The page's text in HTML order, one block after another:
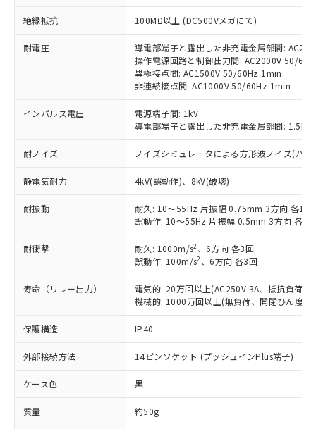
絶縁抵抗 100MΩ以上 (DC500Vメガにて)
耐電圧
導電部端子と露出した非充電金属部間:
操作電源回路と制御出力間: AC2000V 50/
異極接点間: AC1500V 50/60Hz 1min
非連続接点間: AC1000V 50/60Hz 1min
インパルス電圧
電源端子間: 1kV
導電部端子と露出した非充電金属部間: 1.5kV
耐ノイズ ノイズシミュレータによる方形波ノイズ(パ
静電気耐力 4kV(誤動作)、8kV(破壊)
耐振動
耐久: 10～55Hz 片振幅 0.75mm 3方向 各1h
誤動作: 10～55Hz 片振幅 0.5mm 3方向 各
耐衝撃 耐久: 1000m/s2 、6方向 各3回
誤動作: 100m/s2 、6方向 各3回
寿命（リレー出力）
電気的: 20万回以上(AC250V 3A、抵抗負荷
機械的: 1000万回以上(無負荷、開閉ひん度
保護構造 IP40
外部接続方法 14ピンソケット (プッシュインPlus端子)
ケース色 黒
質量 約50g
ご利用条件
以下の条件をお読みいただき、同意のうえ
ご利用ください。
本サービスは、当社制御機器事業取扱
商品の当社在庫状況および標準価格
(税抜)を提供させていただくもので
本サービスの対象外となる商品もある
ことをご了承ください。
在庫状況および標準価格照会結果は、
記載している更新日時点での社内デー
タに基づき作成されるものであり、閲
覧された時点での実際の在庫および標
準価格とは異なる場合があることをご
了承ください。
正式な納期状況および標準価格はお客
様のお取引先、またはお客様担当のオ
ムロン制御機器販売店・当社販売員に
ご相談ください。
オムロン制御機器販売店や当社販売拠
販売ネットワーク
」をご確認
在庫状況および標準価格結果を当社の
事前の承諾なく第三者に漏洩または開
対応予定：EU RoHS指令（10物質）の非含
有に対応した製品に切り替える予定のある
対応予定なし：EU RoHS指令（10物質）の
非含有に非対応の商品で、対応品を出す予
定はありません。
調査・確認中：EU RoHS指令（10物質）の
非含有の対応状況を調査中または確認中の
非該当品：ライセンス料など無形物で、有
害物質有無と関係のない商品です。
仕入先様の事情により、非含有部品として
いたものが、含有品と判明した場合などや
ミウム(Cd) 100ppm以下、
六価クロム(Cr(Ⅵ)) 1000ppm以下、ポリ臭化ビフェニル
(PBDE) 1000ppm以下、フタル酸ビス(2-エチルヘキシ
ル) (DEHP)(別名：DOP) 1000ppm以下、フタル酸ブチ
ルベンジル（BBP） 1000ppm以下、フタル酸ジブチル
（DBP） 1000ppm以下、フタル酸ジイソブチル
(DIBP) 1000ppm以下
但し、RoHS指令で産業用監視および制御機器に対する
適用除外項目は除く。
フタル酸エステル類の４物質については閾値を超える意
※2 対応予定月
※1 中国RoHS○×表
「○」：最大均質材料含有率が中国RoHSの
基準値以下であることを示します。
「×」：最大均質材料含有率が中国RoHSの
基準値を超えていることを示します。
「－」：未確認です。当社販売部門へお問
い合わせください。
*中国RoHS10物質の基準値 (GB/T26572)：
Pb(鉛) :1000ppm、 Hg(水銀) : 1000ppm、 Cd(カドミウ
Cr(Ⅵ)(六価クロム) : 1000ppm、 PBBs(ポリ臭化ビフェ
ニル類) : 1000ppm、 PBDEs(ポリ臭化ジフェニルエーテ
ル類) : 1000ppm、
DBP(フタル酸ジブチル) : 1000ppm、 DIBP(フタル酸ジ
イソブチル) : 1000ppm、 BBP(フタル酸ブチルベンジ
ル) : 1000ppm、
※2 環境保護使用期限
「ｅ」：有害物質（10物質）のすべてが基
準値以下であることを示します。
当社は、これら貴社製品のうち、外国
為替および外国貿易法に定める商品
（以下｢規制貨物等」という）を輸出
または国外への提供する場合は、日本
国政府の輸出許可(または役務取引許
可)を取得するなどの必要な手続きを
とります。
当社は規制貨物を破棄する場合は、完
全に破砕するなど、違法に輸出されな
当社は貴社製品を、核兵器、ミサイ
ル、化学兵器、生物兵器またはその他
武器並びにこれらの製造装置等に一切
使用いたしません。
当社は、貴社製品を第三者に販売する
場合は、上記1、2および3の内容を当
該第三者に通知します。また当社は、
○ 一定数以上の在庫あり
一定数には満たないが在庫あり
－
在庫なし(最新の在庫状況につ
いては、お客様のお取引先、ま
たはお客様担当のオムロン制御
機器販売店・当社販売員にご確
認ください)